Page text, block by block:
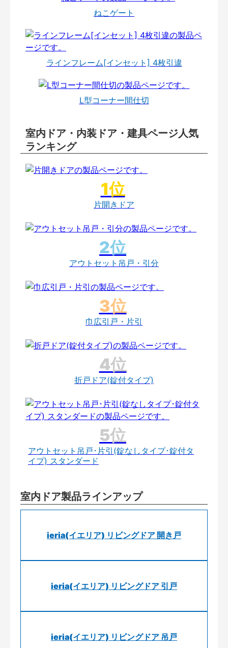
ねこゲート
ラインフレーム[インセット] 4枚引違
L型コーナー間仕切
室内ドア・内装ドア・建具ページ人気
ランキング
片開きドア
アウトセット吊戸・引分
巾広引戸・片引
折戸ドア(錠付タイプ)
アウトセット吊戸･片引(錠なしタイプ･錠付タ
イプ) スタンダード
室内ドア製品ラインアップ
ieria(イエリア) リビングドア 開き戸
ieria(イエリア) リビングドア 引戸
ieria(イエリア) リビングドア 吊戸